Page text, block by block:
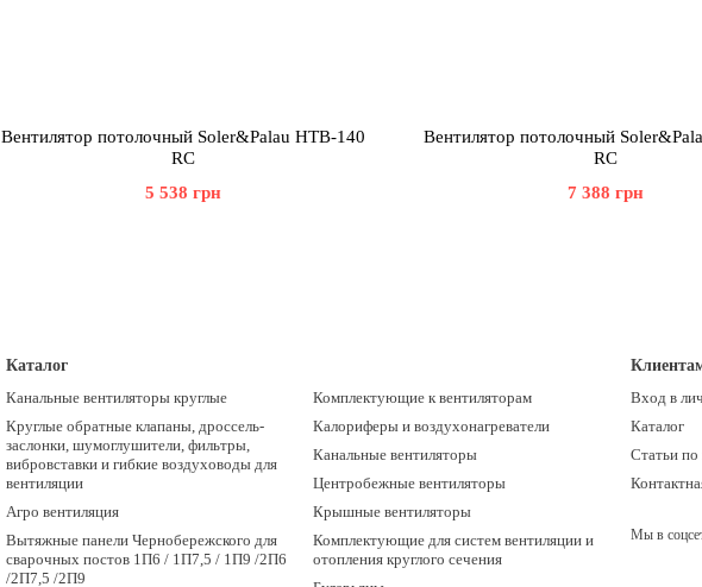
Вентилятор потолочный Soler&Palau HTB-140
RC
5 538 грн
Вентилятор потолочный
RC
7 388 грн
Каталог
Канальные вентиляторы круглые
Круглые обратные клапаны, дроссель-
заслонки, шумоглушители, фильтры,
вибровставки и гибкие воздуховоды для
вентиляции
Агро вентиляция
Вытяжные панели Чернобережского для
сварочных постов 1П6 / 1П7,5 / 1П9 /2П6
/2П7,5 /2П9
Комплектующие к вентиляторам
Калориферы и воздухонагреватели
Канальные вентиляторы
Центробежные вентиляторы
Крышные вентиляторы
Комплектующие для систем вентиляции и
отопления круглого сечения
Вход в
Каталог
Статьи по
Мы в